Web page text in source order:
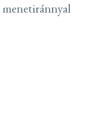
menetiránnyal